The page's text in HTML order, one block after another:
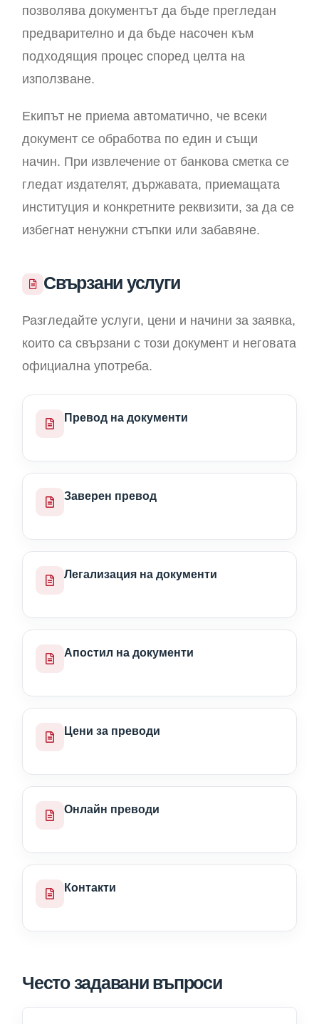
позволява документът да бъде прегледан
предварително и да бъде насочен към
подходящия процес според целта на
използване.
Екипът не приема автоматично, че всеки
документ се обработва по един и същи
начин. При извлечение от банкова сметка се
гледат издателят, държавата, приемащата
институция и конкретните реквизити, за да се
избегнат ненужни стъпки или забавяне.
Свързани услуги
Разгледайте услуги, цени и начини за заявка,
които са свързани с този документ и неговата
официална употреба.
Превод на документи
Заверен превод
Легализация на документи
Апостил на документи
Цени за преводи
Онлайн преводи
Контакти
Често задавани въпроси